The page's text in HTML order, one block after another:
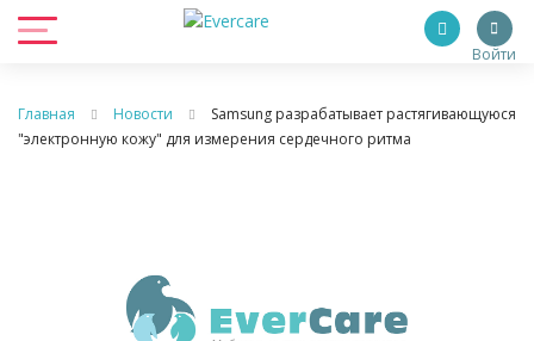
Войти
Главная Новости
Samsung разрабатывает растягивающуюся
"электронную кожу" для измерения сердечного ритма